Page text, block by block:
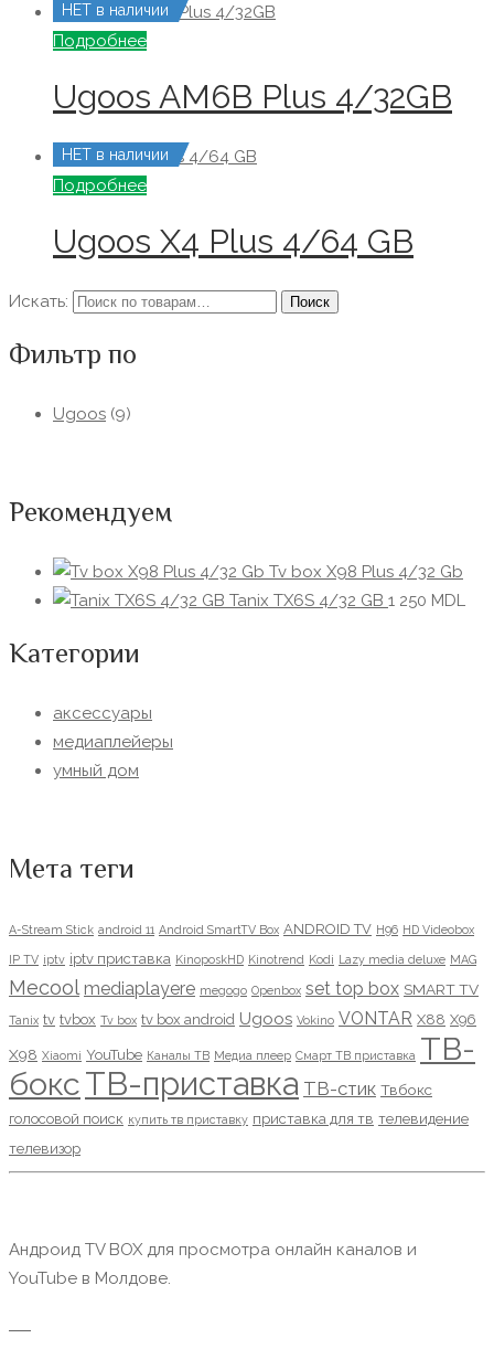
НЕТ в наличии
Подробнее
Ugoos AM6B Plus 4/32GB
НЕТ в наличии
Подробнее
Ugoos X4 Plus 4/64 GB
Искать: Поиск
Фильтр по
Ugoos (9)
Рекомендуем
Tv box X98 Plus 4/32 Gb
Tanix TX6S 4/32 GB 1 250 MDL
Категории
аксессуары
медиаплейеры
умный дом
Мета теги
A-Stream Stick android 11 Android SmartTV Box ANDROID TV H96 HD Videobox
IP TV iptv iptv приставка KinoposkHD Kinotrend Kodi Lazy media deluxe MAG
Mecool mediaplayere megogo Openbox set top box SMART TV
Tanix tv tvbox Tv box tv box android Ugoos Vokino VONTAR X88 X96
X98 Xiaomi YouTube Каналы ТВ Медиа плеер Смарт ТВ приставка ТВ-
боксТВ-приставка ТВ-стик Твбокс
голосовой поиск купить тв приставку приставка для тв телевидение
телевизор
Андроид TV BOX для просмотра онлайн каналов и
YouTube в Молдове.